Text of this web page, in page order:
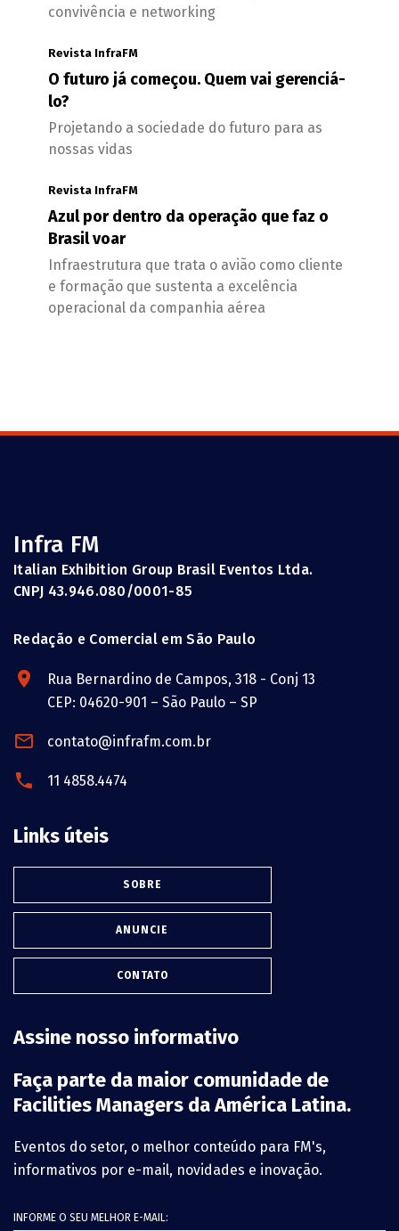
convivência e networking
Revista InfraFM
O futuro já começou. Quem vai gerenciá-
lo?
Projetando a sociedade do futuro para as
nossas vidas
Revista InfraFM
Azul por dentro da operação que faz o
Brasil voar
Infraestrutura que trata o avião como cliente
e formação que sustenta a excelência
operacional da companhia aérea
Infra FM
Italian Exhibition Group Brasil Eventos Ltda.
CNPJ 43.946.080/0001-85
Redação e Comercial em São Paulo
Rua Bernardino de Campos, 318 - Conj 13
CEP: 04620-901 – São Paulo – SP
contato@infrafm.com.br
11 4858.4474
Links úteis
SOBRE
ANUNCIE
CONTATO
Assine nosso informativo
Faça parte da maior comunidade de
Facilities Managers da América Latina.
Eventos do setor, o melhor conteúdo para FM's,
informativos por e-mail, novidades e inovação.
INFORME O SEU MELHOR E-MAIL: